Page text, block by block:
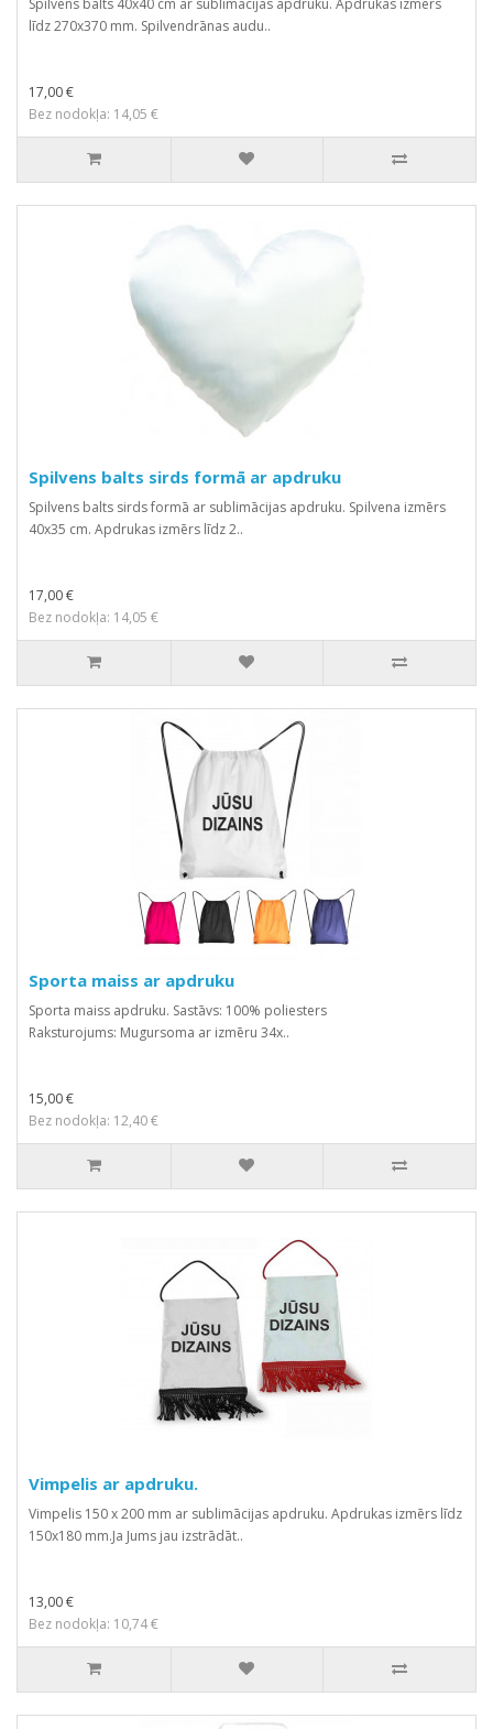
Spilvens balts 40x40 cm ar sublimācijas apdruku. Apdrukas izmērs
līdz 270x370 mm. Spilvendrānas audu..
17,00 €
Bez nodokļa: 14,05 €
Spilvens balts sirds formā ar apdruku
Spilvens balts sirds formā ar sublimācijas apdruku. Spilvena izmērs
40x35 cm. Apdrukas izmērs līdz 2..
17,00 €
Bez nodokļa: 14,05 €
Sporta maiss ar apdruku
Sporta maiss apdruku. Sastāvs: 100% poliesters
Raksturojums: Mugursoma ar izmēru 34x..
15,00 €
Bez nodokļa: 12,40 €
Vimpelis ar apdruku.
Vimpelis 150 x 200 mm ar sublimācijas apdruku. Apdrukas izmērs līdz
150x180 mm.Ja Jums jau izstrādāt..
13,00 €
Bez nodokļa: 10,74 €